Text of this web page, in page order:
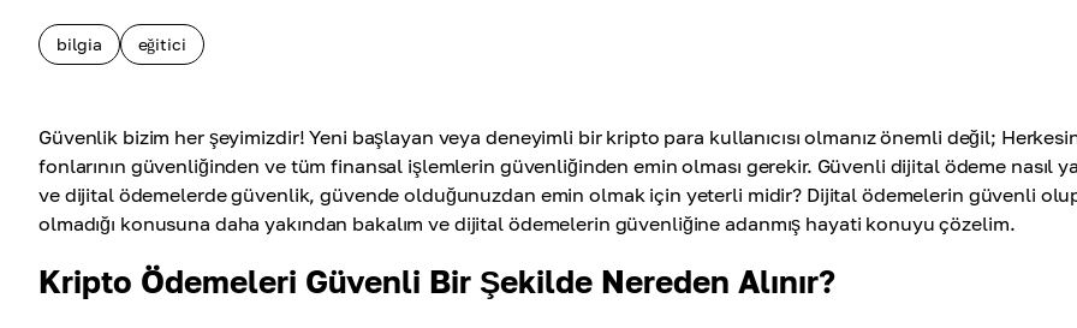
bilgia eğitici
Güvenlik bizim her şeyimizdir! Yeni başlayan veya deneyimli bir kripto para kullanıcısı olmanız önemli değil;
fonlarının güvenliğinden ve tüm finansal işlemlerin güvenliğinden emin olması gerekir. Güvenli dijital ödeme nasıl
ve dijital ödemelerde güvenlik, güvende olduğunuzdan emin olmak için yeterli midir? Dijital ödemelerin güvenli
olmadığı konusuna daha yakından bakalım ve dijital ödemelerin güvenliğine adanmış hayati konuyu çözelim.
Kripto Ödemeleri Güvenli Bir Şekilde Nereden Alınır?